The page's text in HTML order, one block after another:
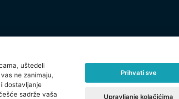
uštedeli
ne zanimaju,
i dostavljanje
sadrže vaša
Prihvati sve
Upravljanje kolačićima